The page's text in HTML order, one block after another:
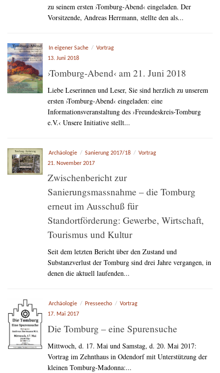
zu seinem ersten ›Tomburg-Abend‹ eingeladen. Der
Vorsitzende, Andreas Herrmann, stellte den als...
In eigener Sache / Vortrag
13. Juni 2018
›Tomburg-Abend‹ am 21. Juni 2018
Liebe Leserinnen und Leser, Sie sind herzlich zu unserem
ersten ›Tomburg-Abend‹ eingeladen: eine
Informationsveranstaltung des ›Freundeskreis-Tomburg
e.V.‹ Unsere Initiative stellt...
Archäologie / Sanierung 2017/18 / Vortrag
21. November 2017
Zwischenbericht zur
Sanierungsmassnahme – die Tomburg
erneut im Ausschuß für
Standortförderung: Gewerbe, Wirtschaft,
Tourismus und Kultur
Seit dem letzten Bericht über den Zustand und
Substanzverlust der Tomburg sind drei Jahre vergangen, in
denen die aktuell laufenden...
Archäologie / Presseecho / Vortrag
17. Mai 2017
Die Tomburg – eine Spurensuche
Mittwoch, d. 17. Mai und Samstag, d. 20. Mai 2017:
Vortrag im Zehnthaus in Odendorf mit Unterstützung der
kleinen Tomburg-Madonna:...